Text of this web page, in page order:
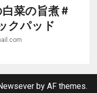
菜の旨煮 #
クパッド
by AF themes.